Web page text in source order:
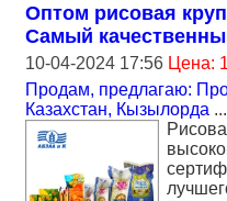
Оптом рисовая
Самый
10-04-2024 17:56 Цена:
Продам, предлагаю:
Казахстан, Кызылорда ...